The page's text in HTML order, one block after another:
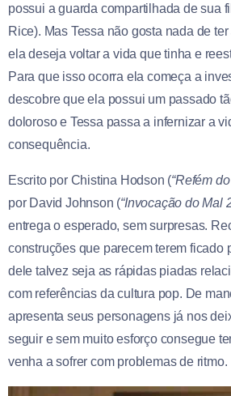
possui a guarda compartilhada de sua
Rice). Mas Tessa não gosta nada de
ela deseja voltar a vida que tinha e
Para que isso ocorra ela começa a
descobre que ela possui um passado
doloroso e Tessa passa a infernizar a
consequência.
Escrito por Chistina Hodson (“Refém
por David Johnson (“Invocação do Mal
entrega o esperado, sem surpresas.
construções que parecem terem ficado
dele talvez seja as rápidas piadas
com referências da cultura pop. De
apresenta seus personagens já nos
seguir e sem muito esforço consegue
venha a sofrer com problemas de ritmo.